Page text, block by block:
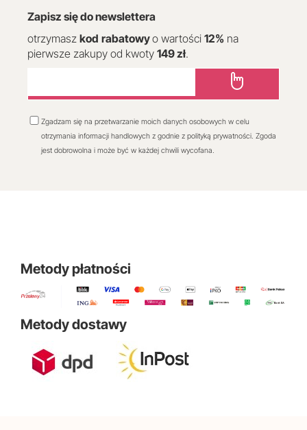
Zapisz się do newslettera
otrzymasz kod rabatowyo wartości 12% na
pierwsze zakupy od kwoty 149 zł.
Zgadzam się na przetwarzanie moich danych osobowych w celu
otrzymania informacji handlowych z godnie z polityką prywatności. Zgoda
jest dobrowolna i może być w każdej chwili wycofana.
Metody płatności
Metody dostawy